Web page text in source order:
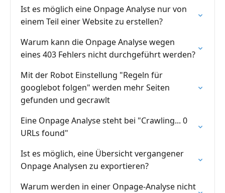
Ist es möglich eine Onpage Analyse nur von
einem Teil einer Website zu erstellen?
Warum kann die Onpage Analyse wegen
eines 403 Fehlers nicht durchgeführt werden?
Mit der Robot Einstellung "Regeln für
googlebot folgen" werden mehr Seiten
gefunden und gecrawlt
Eine Onpage Analyse steht bei "Crawling... 0
URLs found"
Ist es möglich, eine Übersicht vergangener
Onpage Analysen zu exportieren?
Warum werden in einer Onpage-Analyse nicht